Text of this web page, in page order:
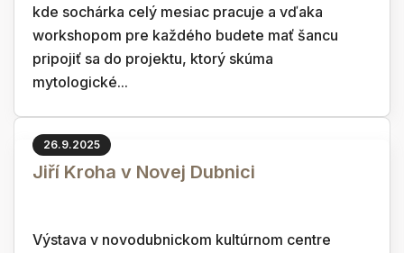
kde sochárka celý mesiac pracuje a vďaka
workshopom pre každého budete mať šancu
pripojiť sa do projektu, ktorý skúma
mytologické...
26.9.2025
Jiří Kroha v Novej Dubnici
Výstava v novodubnickom kultúrnom centre